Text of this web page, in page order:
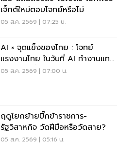
เจ็กต์ใหม่ตอบโจทย์หรือไม่
05 ส.ค. 2569 | 07:25 น.
AI × จุดแข็งของไทย : โจทย์
แรงงานไทย ในวันที่ AI ทำงานแทน
เราได้มากขึ้น
05 ส.ค. 2569 | 07:00 น.
ฤดูโยกย้ายบิ๊กข้าราชการ-
รัฐวิสาหกิจ วัดฝีมือหรือวัดสาย?
05 ส.ค. 2569 | 05:16 น.